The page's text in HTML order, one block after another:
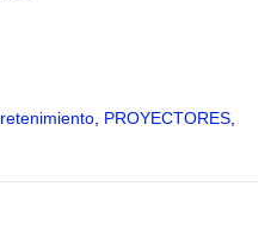
, PROYECTORES,